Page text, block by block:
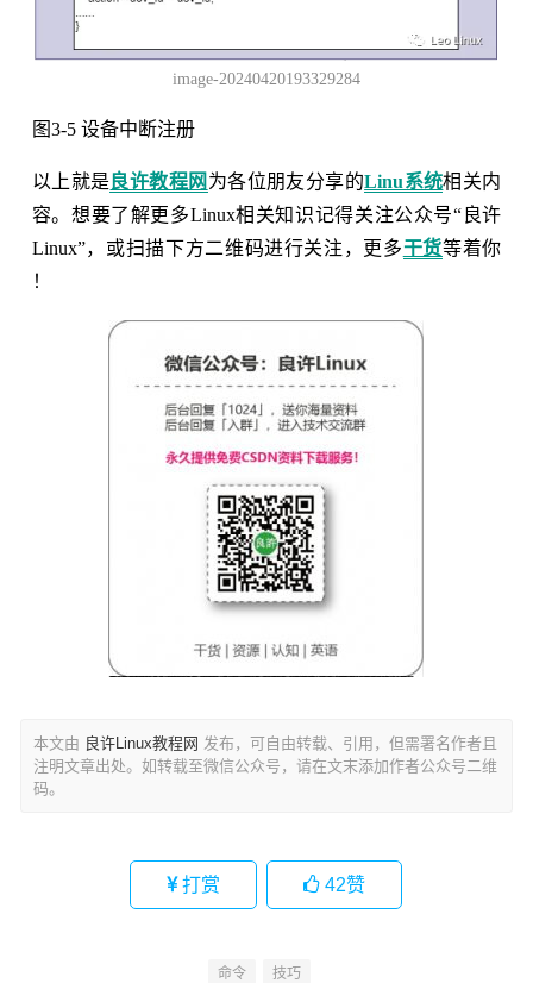
image-20240420193329284
图3-5 设备中断注册
以上就是 良许教程网 为各位朋友分享的Linu系统相关内
容。想要了解更多Linux相关知识记得关注公众号“良许
Linux”，或扫描下方二维码进行关注，更多干货等着你
！
本文由 良许Linux教程网 发布，可自由转载、引用，但需署名作者且
注明文章出处。如转载至微信公众号，请在文末添加作者公众号二维
码。
打赏 42赞
命令 技巧